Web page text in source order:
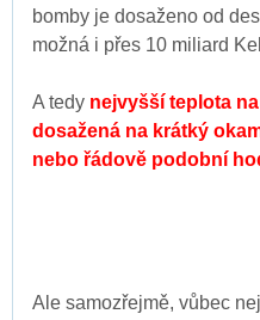
bomby je dosaženo od
možná i přes 10 miliard
A tedy nejvyšší teplota
dosažená na krátký
nebo řádově podobní
Ale samozřejmě, vůbec